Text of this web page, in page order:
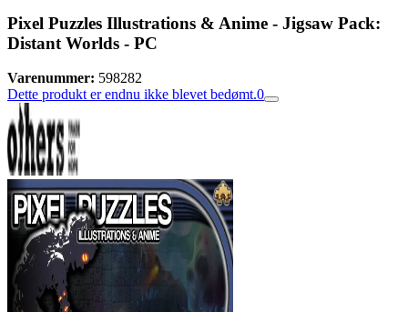
Pixel Puzzles Illustrations & Anime - Jigsaw Pack:
Distant Worlds - PC
Varenummer: 598282
Dette produkt er endnu ikke blevet bedømt.0